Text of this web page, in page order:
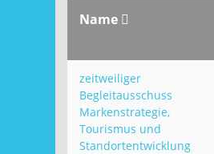
Name
zeitweiliger
Begleitausschuss
Markenstrategie,
Tourismus und
Standortentwicklung